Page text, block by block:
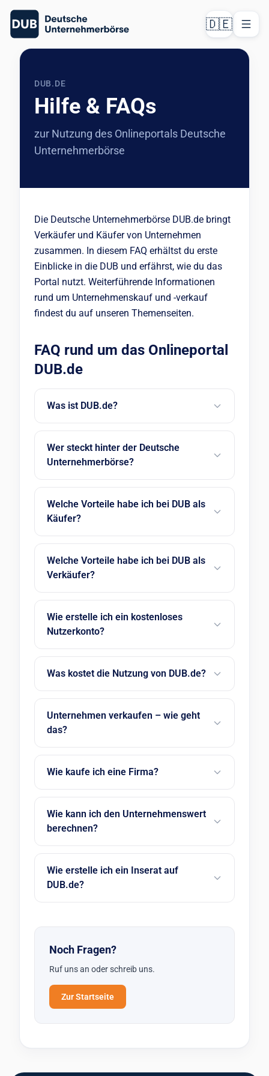
🇩🇪
DUB.DE
Hilfe & FAQs
zur Nutzung des Onlineportals Deutsche
Unternehmerbörse
Die Deutsche Unternehmerbörse DUB.de bringt
Verkäufer und Käufer von Unternehmen
zusammen. In diesem FAQ erhältst du erste
Einblicke in die DUB und erfährst, wie du das
Portal nutzt. Weiterführende Informationen
rund um Unternehmenskauf und -verkauf
findest du auf unseren Themenseiten.
FAQ rund um das Onlineportal
DUB.de
Was ist DUB.de?
Wer steckt hinter der Deutsche
Unternehmerbörse?
Welche Vorteile habe ich bei DUB als
Käufer?
Welche Vorteile habe ich bei DUB als
Verkäufer?
Wie erstelle ich ein kostenloses
Nutzerkonto?
Was kostet die Nutzung von DUB.de?
Unternehmen verkaufen – wie geht
das?
Wie kaufe ich eine Firma?
Wie kann ich den Unternehmenswert
berechnen?
Wie erstelle ich ein Inserat auf
DUB.de?
Noch Fragen?
Ruf uns an oder schreib uns.
Zur Startseite